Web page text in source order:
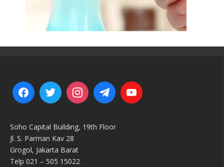
Soho Capital Building, 19th Floor
Jl. S. Parman Kav 28
Grogol, Jakarta Barat
Telp 021 – 505 15022